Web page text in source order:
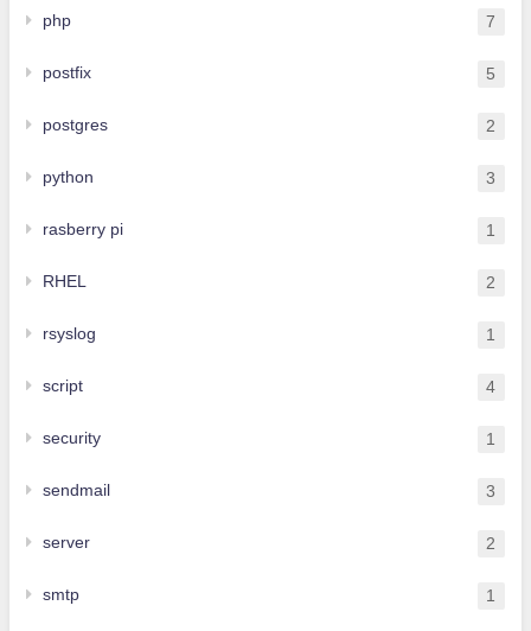
php 7
postfix 5
postgres 2
python 3
rasberry pi 1
RHEL 2
rsyslog 1
script 4
security 1
sendmail 3
server 2
smtp 1